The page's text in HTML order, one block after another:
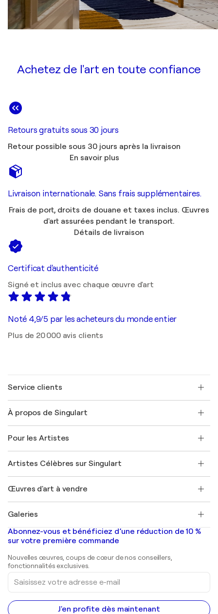
Achetez de l'art en toute confiance
Retours gratuits sous 30 jours
Retour possible sous 30 jours après la livraison
En savoir plus
Livraison internationale. Sans frais supplémentaires.
Frais de port, droits de douane et taxes inclus. Œuvres
d'art assurées pendant le transport.
Détails de livraison
Certificat d'authenticité
Signé et inclus avec chaque œuvre d'art
Noté 4,9/5 par les acheteurs du monde entier
Plus de 20 000 avis clients
Service clients
Expédition
Offrir une carte cadeau
Rejoignez notre programme commercial
Mon compte
+33 1 76 44 06 42
À propos de Singulart
FAQ
Magazine Singulart
Emplois
Découvrez une sélection d'art original
Pour les Artistes
Se connecter en tant qu'Artiste
Artistes Célèbres sur Singulart
Marc Chagall
Banksy
Mr. Brainwash
Shepard Fairey
Œuvres d'art à vendre
Tableaux abstraits à vendre
Peintures de paysage
Estampes
Peintures acryliques
Galeries
Galeries d'art en France
Galeries d'art en Belgique
Abonnez-vous et bénéficiez d’une réduction de 10 %
sur votre première commande
Nouvelles œuvres, coups de cœur de nos conseillers,
fonctionnalités exclusives.
Saisissez
votre
adresse
e-
mail
J'en profite dès maintenant